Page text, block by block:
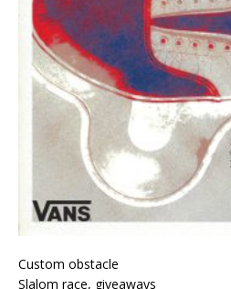
Custom obstacle
Slalom race, giveaways